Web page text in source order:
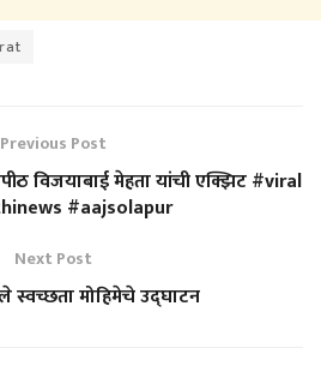
Previous Post
विजयाबाई मेहता यांची एक्झिट #viral
#aajsolapur
Next Post
स्वच्छता मोहिमेचे उद्घाटन